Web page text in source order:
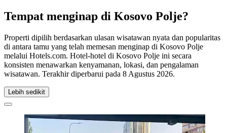
Tempat menginap di Kosovo Polje?
Properti dipilih berdasarkan ulasan wisatawan nyata dan popularitas
di antara tamu yang telah memesan menginap di Kosovo Polje
melalui Hotels.com. Hotel-hotel di Kosovo Polje ini secara
konsisten menawarkan kenyamanan, lokasi, dan pengalaman
wisatawan. Terakhir diperbarui pada 8 Agustus 2026.
Lebih sedikit